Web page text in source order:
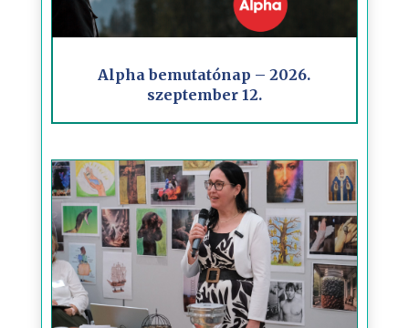
Alpha bemutatónap – 2026.
szeptember 12.